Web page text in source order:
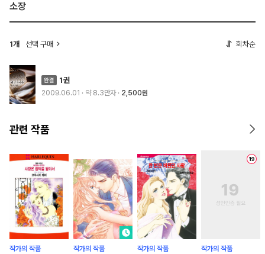
소장
1개 선택 구매 회차순
1권
2009.06.01 · 약 8.3만자 2,500원
관련 작품
작가의 작품 작가의 작품 작가의 작품 작가의 작품